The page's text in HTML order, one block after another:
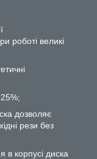
роботі великі
дозволяє
рези без
в корпусі диска